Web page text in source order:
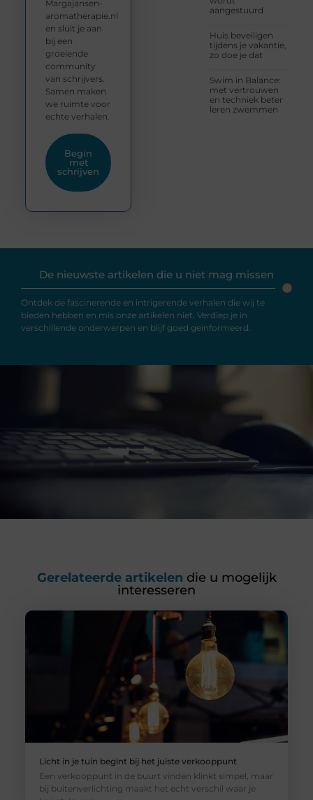
aangestuurd
Huis beveiligen
tijdens je vakantie,
zo doe je dat
Swim in Balance:
met vertrouwen
en techniek beter
leren zwemmen
Margajansen-
aromatherapie.nl
en sluit je aan
bij een
groeiende
community
van schrijvers.
Samen maken
we ruimte voor
echte verhalen.
Begin
met
schrijven
De nieuwste artikelen die u niet mag missen
Ontdek de fascinerende en intrigerende verhalen die wij te
bieden hebben en mis onze artikelen niet. Verdiep je in
verschillende onderwerpen en blijf goed geïnformeerd.
Gerelateerde artikelen die u mogelijk
interesseren
Licht in je tuin begint bij het juiste verkooppunt
Een verkooppunt in de buurt vinden klinkt simpel, maar
bij buitenverlichting maakt het echt verschil waar je